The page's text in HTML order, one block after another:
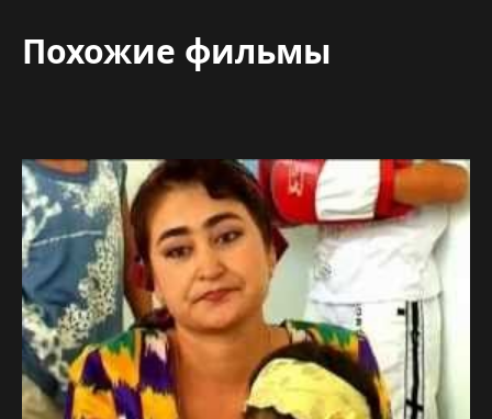
Похожие фильмы